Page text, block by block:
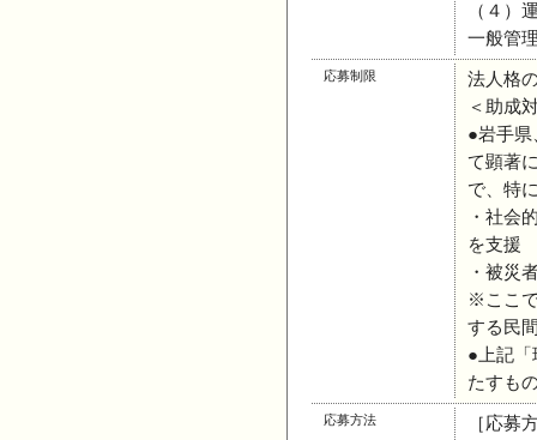
（４）
一般管
応募制限
法人格
＜助成
●岩手県
て顕著
で、特
・社会
を支援
・被災
※ここ
する民
●上記「
たすも
応募方法
［応募